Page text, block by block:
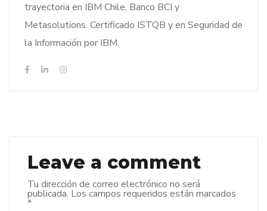
trayectoria en IBM Chile, Banco BCI y
Metasolutions. Certificado ISTQB y en Seguridad de
la Información por IBM.
Leave a comment
Tu dirección de correo electrónico no será
publicada. Los campos requeridos están marcados
*